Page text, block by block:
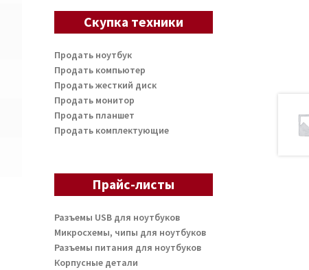
Скупка техники
Продать ноутбук
Продать компьютер
Продать жесткий диск
Продать монитор
Продать планшет
Продать комплектующие
Прайс-листы
Разъемы USB для ноутбуков
Микросхемы, чипы для ноутбуков
Разъемы питания для ноутбуков
Корпусные детали